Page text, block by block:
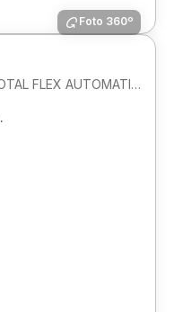
Foto 360º
COMFORTLINE 1.0 200 TSI 12V TOTAL FLEX AUTOMATICO